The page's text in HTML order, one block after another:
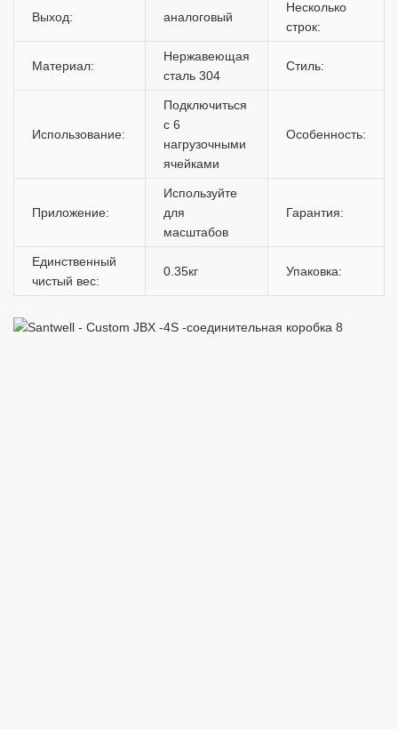
Выход: аналоговый
Несколько
строк:
Материал:
Нержавеющая
сталь 304
Стиль:
Использование:
Подключиться
с 6
нагрузочными
ячейками
Особенность:
Приложение:
Используйте
для
масштабов
Гарантия:
Единственный
чистый вес:
0.35кг Упаковка: